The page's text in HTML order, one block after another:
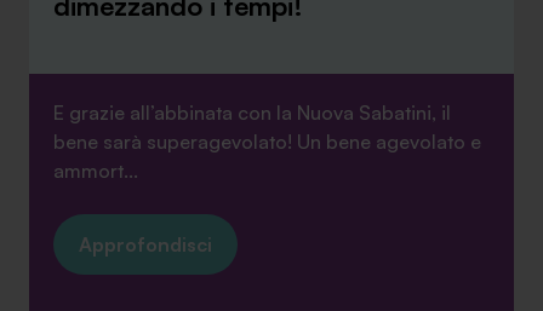
E grazie all’abbinata con la Nuova Sabatini, il
bene sarà superagevolato! Un bene agevolato e
ammort...
Approfondisci